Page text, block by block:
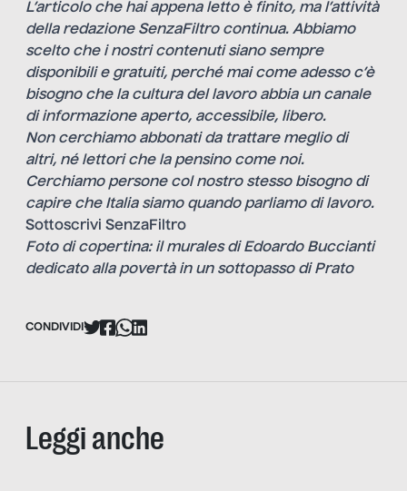
L’articolo che hai appena letto è finito, ma l’attività
della redazione SenzaFiltro continua. Abbiamo
scelto che i nostri contenuti siano sempre
disponibili e gratuiti, perché mai come adesso c’è
bisogno che la cultura del lavoro abbia un canale
di informazione aperto, accessibile, libero.
Non cerchiamo abbonati da trattare meglio di
altri, né lettori che la pensino come noi.
Cerchiamo persone col nostro stesso bisogno di
capire che Italia siamo quando parliamo di lavoro.
Sottoscrivi SenzaFiltro
Foto di copertina: il murales di Edoardo Buccianti
dedicato alla povertà in un sottopasso di Prato
CONDIVIDI
Leggi anche